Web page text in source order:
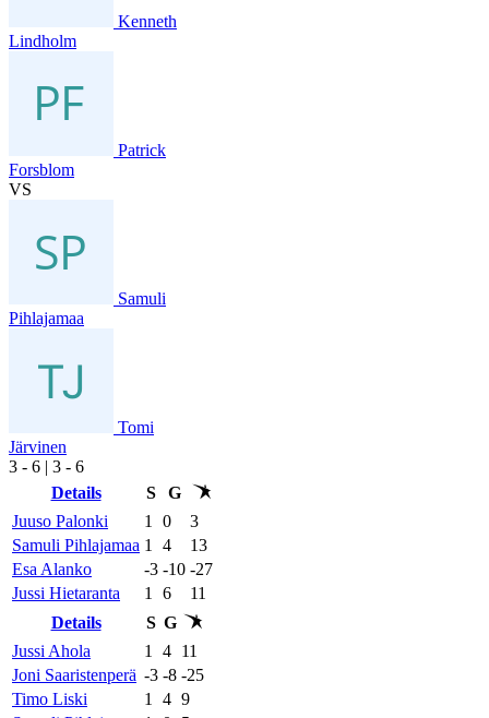
Kenneth
Lindholm
Patrick
Forsblom
VS
Samuli
Pihlajamaa
Tomi
Järvinen
3 - 6 | 3 - 6
Details
S
G
Juuso Palonki
1 0
3
Samuli Pihlajamaa 1 4
13
Esa Alanko
-3 -10 -27
Jussi Hietaranta
1 6
11
Details
S G
Jussi Ahola
1 4 11
Joni Saaristenperä -3 -8 -25
Timo Liski
1 4 9